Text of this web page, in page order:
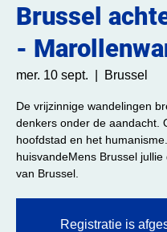
Brussel
-
mer. 10 sept. Brussel
De vrijzinnige wandelingen
denkers onder de aandacht.
hoofdstad en het
huisvandeMens Brussel
van Brussel.
Registratie is